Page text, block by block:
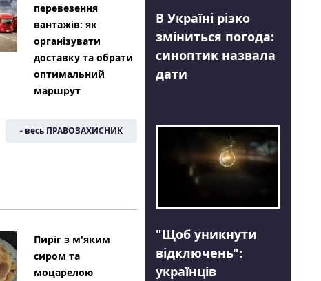
перевезення
вантажів: як
організувати
доставку та обрати
оптимальний
маршрут
- весь ПРАВОЗАХИСНИК
Пиріг з м'яким
сиром та
моцарелою
В Україні різко
зміниться погода:
синоптик назвала
дати
"Щоб уникнути
відключень":
українців